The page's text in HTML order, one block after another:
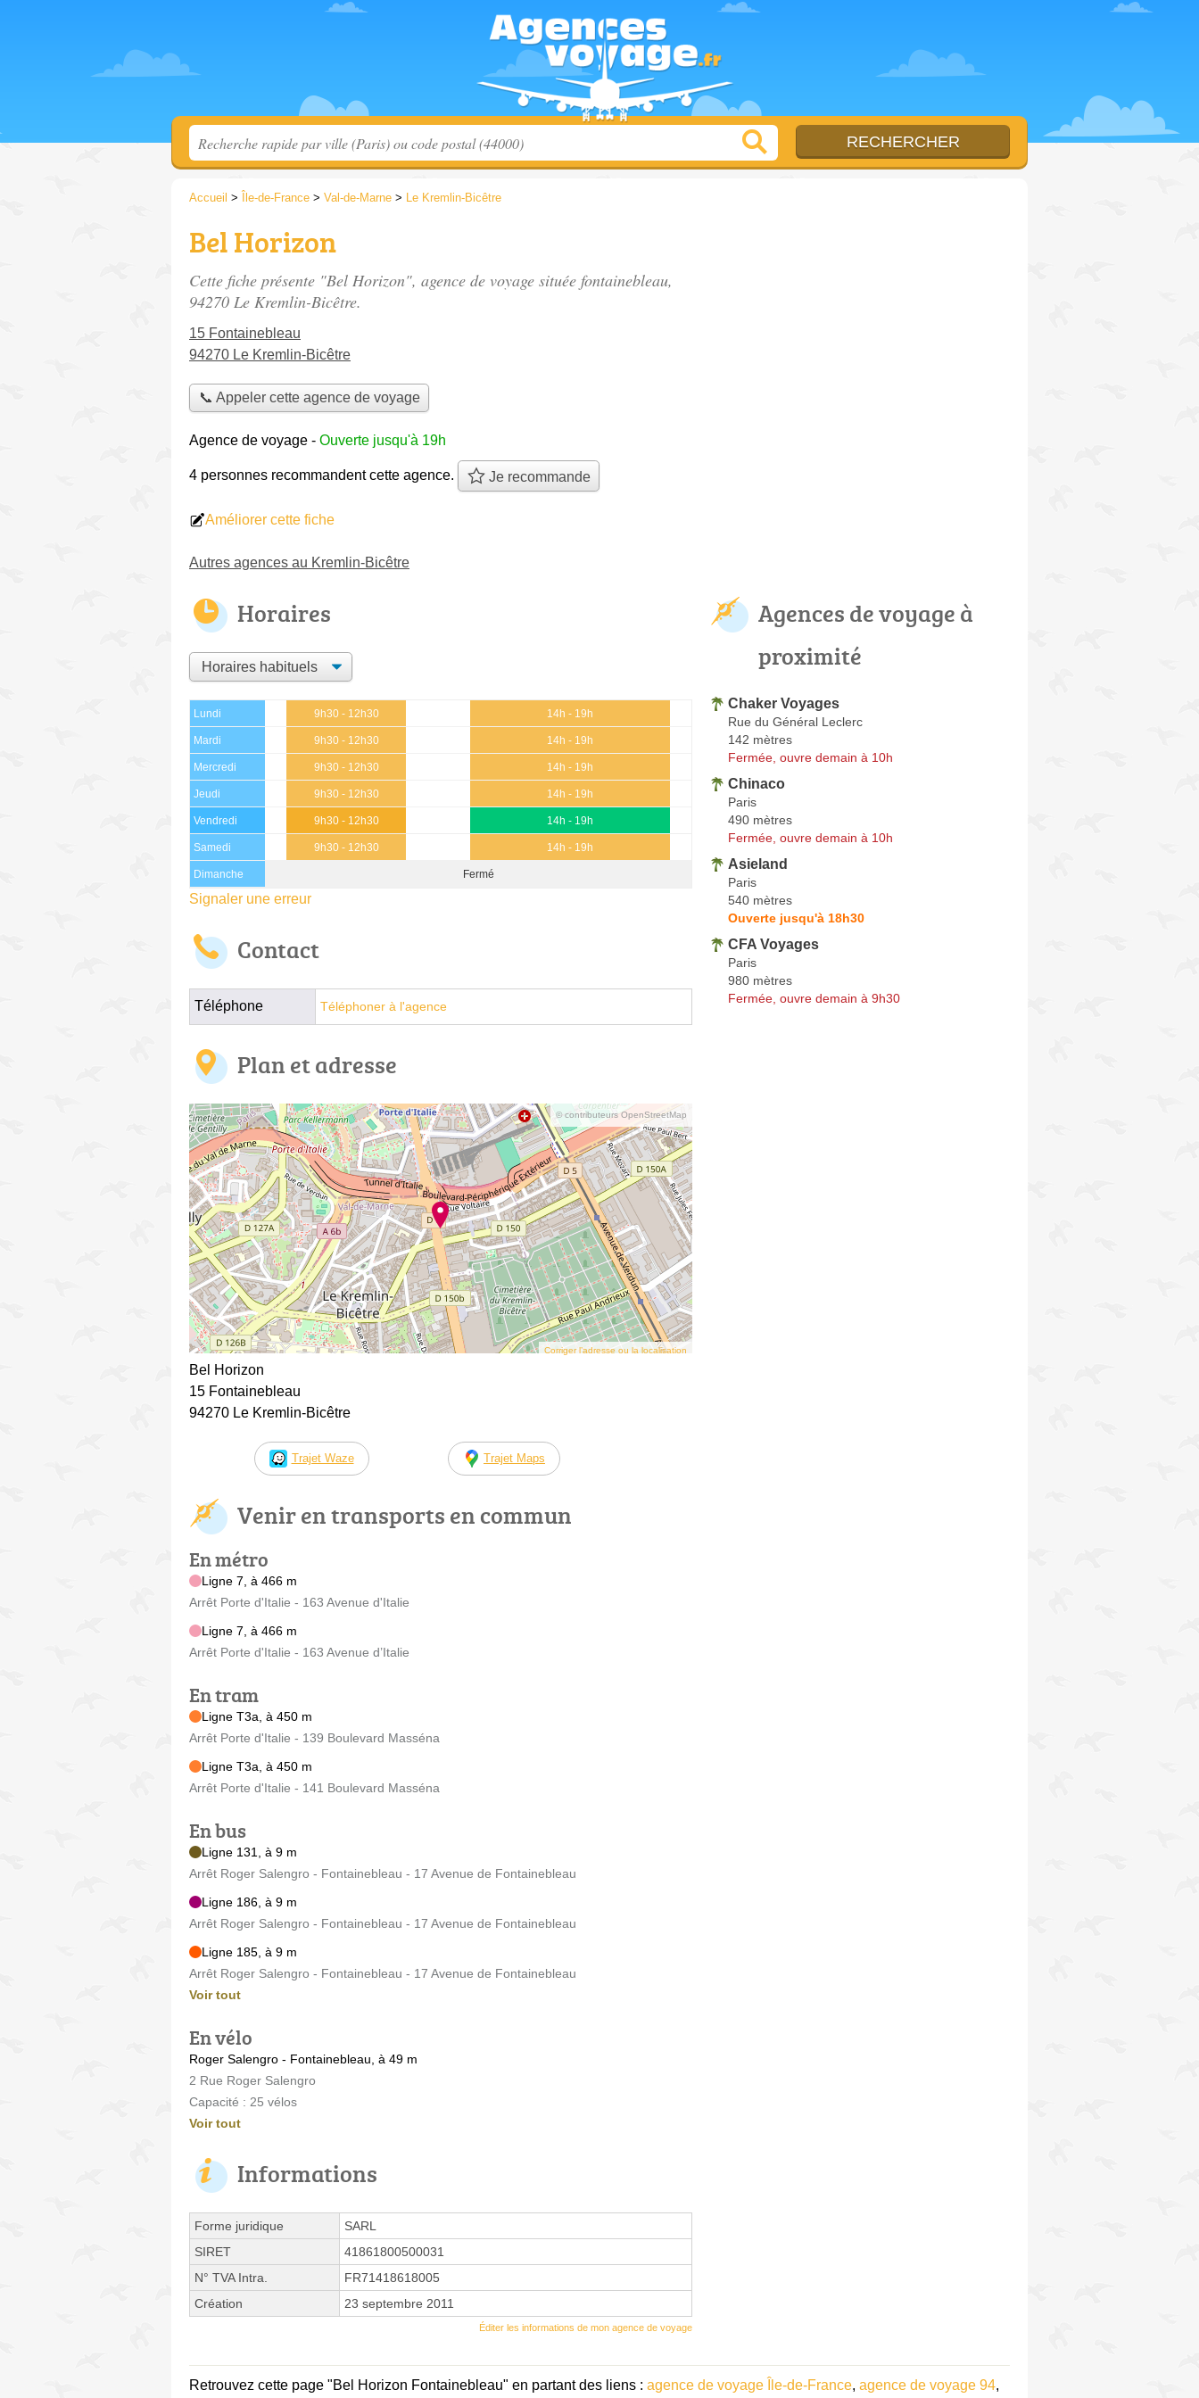
Accueil > Île-de-France > Val-de-Marne > Le Kremlin-Bicêtre
Bel Horizon
Cette fiche présente "Bel Horizon", agence de voyage située fontainebleau,
94270 Le Kremlin-Bicêtre.
15 Fontainebleau
94270 Le Kremlin-Bicêtre
📞 Appeler cette agence de voyage
Agence de voyage - Ouverte jusqu'à 19h
4 personnes recommandentcette agence. Je recommande
Améliorer cette fiche
Autres agences au Kremlin-Bicêtre
Horaires
Lundi 9h30 - 12h30 14h - 19h
Mardi 9h30 - 12h30 14h - 19h
Mercredi 9h30 - 12h30 14h - 19h
Jeudi 9h30 - 12h30 14h - 19h
Vendredi 9h30 - 12h30 14h - 19h
Samedi 9h30 - 12h30 14h - 19h
Dimanche Fermé
Signaler une erreur
Contact
Téléphone Téléphoner à l'agence
Plan et adresse
© contributeurs OpenStreetMap
Corriger l’adresse ou la localisation
Bel Horizon
15 Fontainebleau
94270 Le Kremlin-Bicêtre
Trajet Waze Trajet Maps
Venir en transports en commun
En métro
Ligne 7, à 466 m
Arrêt Porte d'Italie - 163 Avenue d'Italie
Ligne 7, à 466 m
Arrêt Porte d'Italie - 163 Avenue d’Italie
En tram
Ligne T3a, à 450 m
Arrêt Porte d'Italie - 139 Boulevard Masséna
Ligne T3a, à 450 m
Arrêt Porte d'Italie - 141 Boulevard Masséna
En bus
Ligne 131, à 9 m
Arrêt Roger Salengro - Fontainebleau - 17 Avenue de Fontainebleau
Ligne 186, à 9 m
Arrêt Roger Salengro - Fontainebleau - 17 Avenue de Fontainebleau
Ligne 185, à 9 m
Arrêt Roger Salengro - Fontainebleau - 17 Avenue de Fontainebleau
Voir tout
En vélo
Roger Salengro - Fontainebleau, à 49 m
2 Rue Roger Salengro
Capacité : 25 vélos
Voir tout
Informations
Forme juridique
SARL
SIRET
41861800500031
N° TVA Intra.
FR71418618005
Création
23 septembre 2011
Éditer les informations de mon agence de voyage
Agences de voyage à
proximité
Chaker Voyages
Rue du Général Leclerc
142 mètres
Fermée, ouvre demain à 10h
Chinaco
Paris
490 mètres
Fermée, ouvre demain à 10h
Asieland
Paris
540 mètres
Ouverte jusqu'à 18h30
CFA Voyages
Paris
980 mètres
Fermée, ouvre demain à 9h30
Retrouvez cette page "Bel Horizon Fontainebleau" en partant des liens : agence de voyage Île-de-France, agence de voyage 94,